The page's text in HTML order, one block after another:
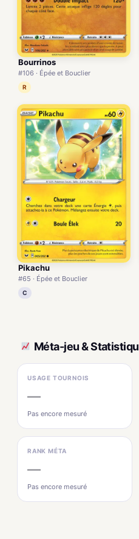
Bourrinos
#106 · Épée et Bouclier
R
Pikachu
#65 · Épée et Bouclier
C
Méta-jeu &
USAGE TOURNOIS
—
Pas encore mesuré
RANK MÉTA
—
Pas encore mesuré